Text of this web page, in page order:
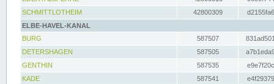
SCHMITTLOTHEIM
42800309
ELBE-HAVEL-KANAL
BURG
587507
DETERSHAGEN
587505
GENTHIN
587535
KADE
587541